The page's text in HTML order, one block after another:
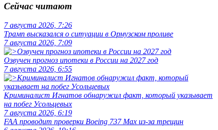
Сейчас читают
7 августа 2026, 7:26
Трамп высказался о ситуации в Ормузском проливе
7 августа 2026, 7:09
Озвучен прогноз ипотеки в России на 2027 год
7 августа 2026, 6:55
Криминалист Игнатов обнаружил факт, который указывает
на побег Усольцевых
7 августа 2026, 6:19
FAA проводит проверки Boeing 737 Max из-за трещин